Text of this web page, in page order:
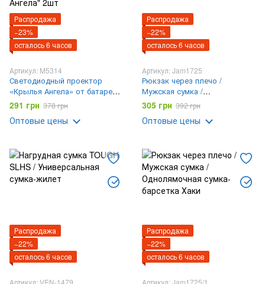
Распродажа
−23%
осталось 6 часов
Артикул: M5314
Светодиодный проектор
«Крылья Ангела» от батареек
/ Проекционная подсветка
для дверей автомобиля
"Крылья Ангела" 2шт
291 грн 378 грн
Оптовые цены
Распродажа
−22%
осталось 6 часов
Артикул: Jam1725
Рюкзак через плечо /
Мужская сумка /
Однолямочная сумка-
барсетка
305 грн 392 грн
Оптовые цены
Распродажа
−22%
осталось 6 часов
Артикул: VEN-1479
Распродажа
−22%
осталось 6 часов
Артикул: Jam1725/1